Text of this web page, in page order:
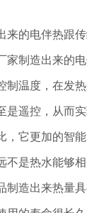
的电伴热跟传
家制造出来的
制温度，在发
遥控，从而实
，它更加的智
是热水能够相
造出来热量具